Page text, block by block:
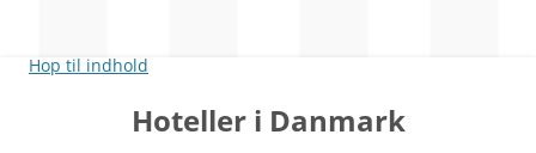
Hop til indhold
Hoteller i Danmark